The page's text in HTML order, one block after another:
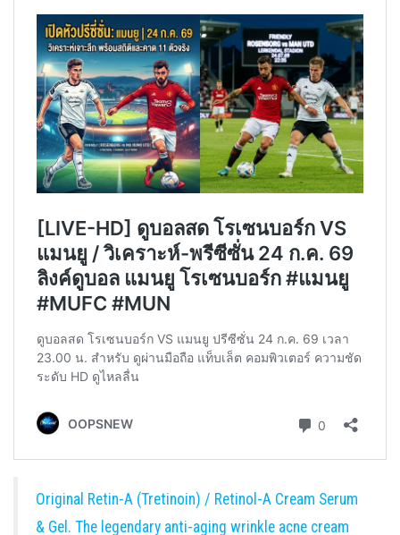
Original Retin-A (Tretinoin) / Retinol-A Cream Serum
& Gel. The legendary anti-aging wrinkle acne cream